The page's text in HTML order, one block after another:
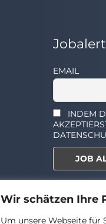
Wir schätzen Ihre
Um unsere Webseite für
EMAIL
INDEM
Select the